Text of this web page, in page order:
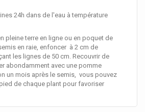
24h dans de l'eau à température
pleine terre en ligne ou en poquet de
en raie, enfoncer à 2 cm de
les lignes de 50 cm. Recouvrir de
abondamment avec une pomme
un mois après le semis, vous pouvez
de chaque plant pour favoriser